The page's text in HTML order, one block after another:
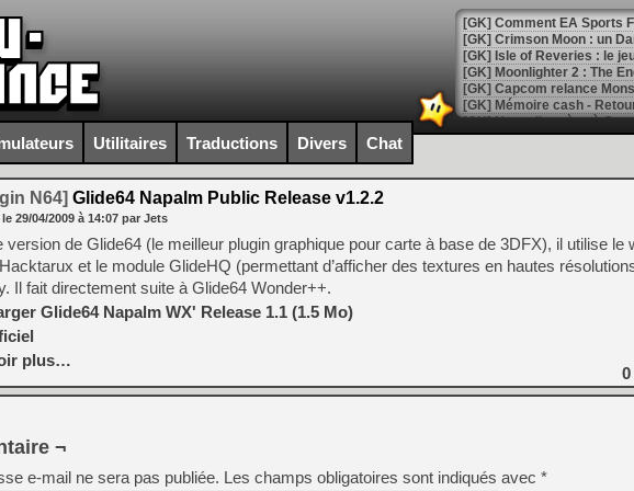
[GK] Comment EA Sports
[GK] Crimson Moon : un
[GK] Isle of Reveries : le
[GK] Moonlighter 2 : The
[GK] Capcom relance
[Mo5] Deux inédits du
[GK] Le beat'em up The
[GK] Endless Legend 2 :
[LS] [PS5] Le WebKit
[GK] Oubliez Crazy Taxi,
[LS] [Switch] NSZ 5.0.0
[GK] No More Room in
[GK] Un chatbot Atelier
[GK] Mémoire cash -
Utilitaires Traductions Divers Chat
N64] Glide64 Napalm Public Release v1.2.2
le 29/04/2009 à 14:07 par Jets
version de Glide64 (le meilleur plugin graphique pour carte à base de 3DFX), il utilise le
et le module GlideHQ (permettant d’afficher des textures en hautes
Il fait directement suite à Glide64 Wonder++.
Glide64 Napalm WX' Release 1.1 (1.5 Mo)
plus…
0
¬
e-mail ne sera pas publiée. Les champs obligatoires sont indiqués avec *